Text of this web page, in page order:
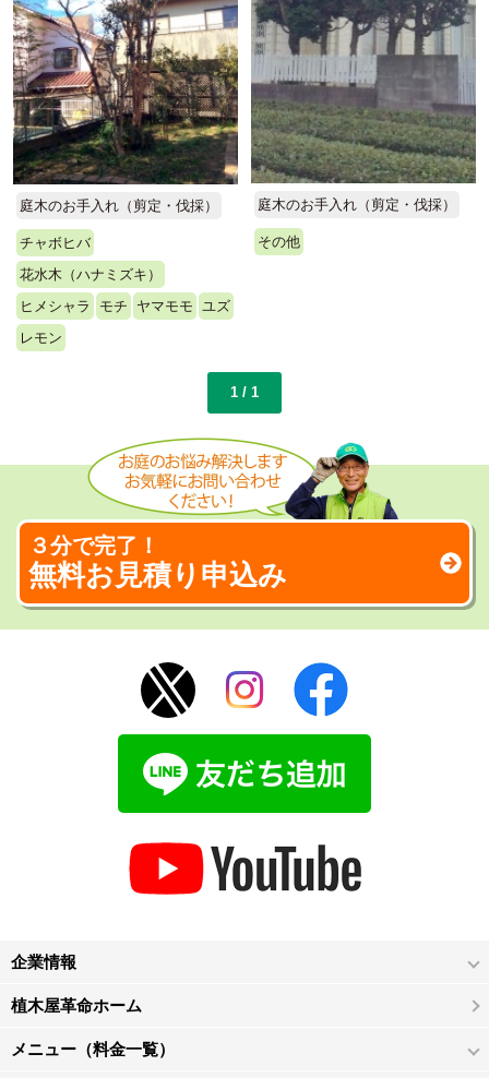
庭木のお手入れ（剪定・伐採）
チャボヒバ
花水木（ハナミズキ）
ヒメシャラ
モチ ヤマモモ
ユズ
レモン
庭木のお手入れ（剪定・伐採）
その他
1 / 1
３分で完了！
無料お見積り申込み
企業情報
植木屋革命ホーム
メニュー（料金一覧）